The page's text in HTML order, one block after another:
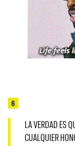
6
LA VERDAD ES
CUALQUIER